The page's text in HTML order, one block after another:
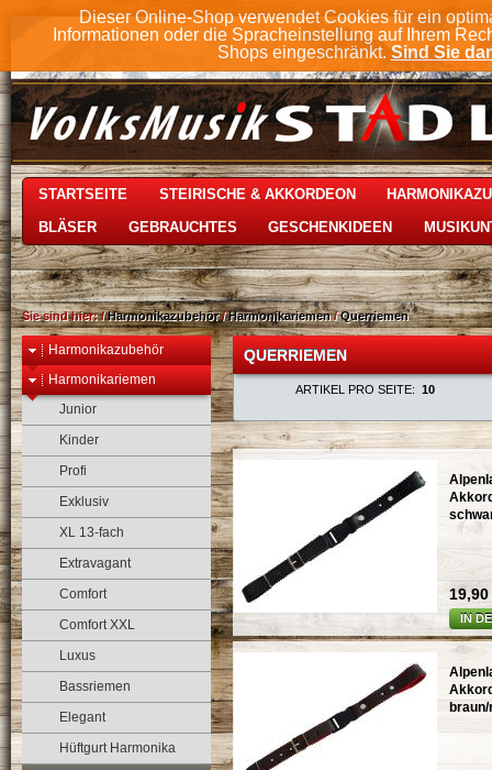
Dieser Online-Shop verwendet Cookies für ein
Informationen oder die Spracheinstellung auf Ihrem
Shops eingeschränkt. Sind Sie
STARTSEITE STEIRISCHE & AKKORDEON
BLÄSER GEBRAUCHTES GESCHENKIDEEN
Sie sind hier:/Harmonikazubehör/Harmonikariemen/Querriemen
Harmonikazubehör
Harmonikariemen
Junior
Kinder
Profi
Exklusiv
XL 13-fach
Extravagant
Comfort
Comfort XXL
Luxus
Bassriemen
Elegant
Hüftgurt Harmonika
QUERRIEMEN
ARTIKEL PRO SEITE: 10
19,90
IN